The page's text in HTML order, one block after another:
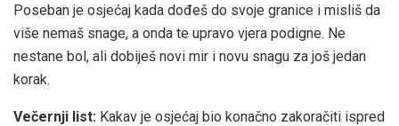
Poseban je osjećaj kada dođeš do svoje granice i misliš da
više nemaš snage, a onda te upravo vjera podigne. Ne
nestane bol, ali dobiješ novi mir i novu snagu za još jedan
korak.
Večernji list: Kakav je osjećaj bio konačno zakoračiti ispred